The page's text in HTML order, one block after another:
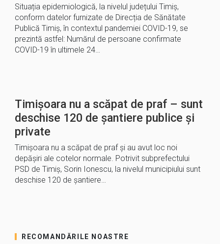
Situația epidemiologică, la nivelul județului Timiș,
conform datelor furnizate de Direcția de Sănătate
Publică Timiș, în contextul pandemiei COVID-19, se
prezintă astfel: Numărul de persoane confirmate
COVID-19 în ultimele 24…
Timișoara nu a scăpat de praf – sunt
deschise 120 de șantiere publice și
private
Timișoara nu a scăpat de praf și au avut loc noi
depășiri ale cotelor normale. Potrivit subprefectului
PSD de Timiș, Sorin Ionescu, la nivelul municipiului sunt
deschise 120 de șantiere…
RECOMANDĂRILE NOASTRE